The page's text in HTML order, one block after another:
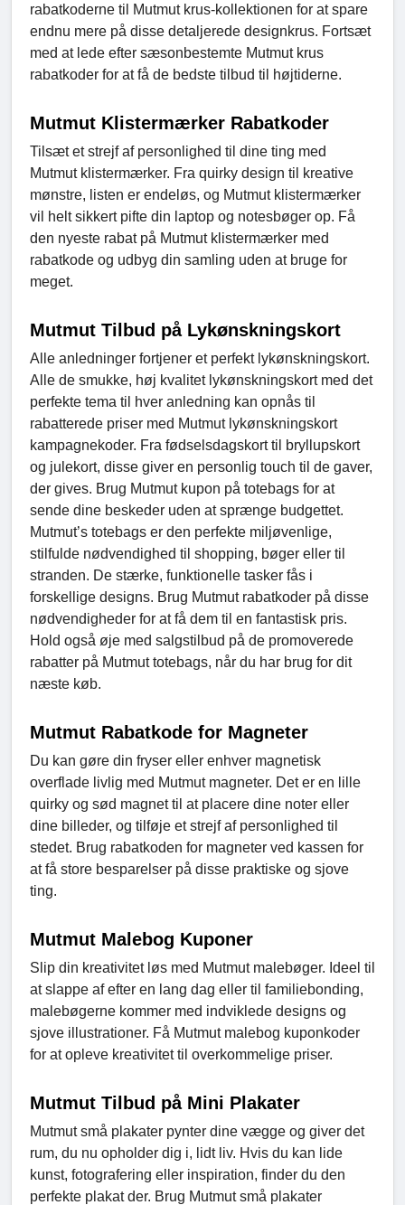
rabatkoderne til Mutmut krus-kollektionen for at spare
endnu mere på disse detaljerede designkrus. Fortsæt
med at lede efter sæsonbestemte Mutmut krus
rabatkoder for at få de bedste tilbud til højtiderne.
Mutmut Klistermærker Rabatkoder
Tilsæt et strejf af personlighed til dine ting med
Mutmut klistermærker. Fra quirky design til kreative
mønstre, listen er endeløs, og Mutmut klistermærker
vil helt sikkert pifte din laptop og notesbøger op. Få
den nyeste rabat på Mutmut klistermærker med
rabatkode og udbyg din samling uden at bruge for
meget.
Mutmut Tilbud på Lykønskningskort
Alle anledninger fortjener et perfekt lykønskningskort.
Alle de smukke, høj kvalitet lykønskningskort med det
perfekte tema til hver anledning kan opnås til
rabatterede priser med Mutmut lykønskningskort
kampagnekoder. Fra fødselsdagskort til bryllupskort
og julekort, disse giver en personlig touch til de gaver,
der gives. Brug Mutmut kupon på totebags for at
sende dine beskeder uden at sprænge budgettet.
Mutmut’s totebags er den perfekte miljøvenlige,
stilfulde nødvendighed til shopping, bøger eller til
stranden. De stærke, funktionelle tasker fås i
forskellige designs. Brug Mutmut rabatkoder på disse
nødvendigheder for at få dem til en fantastisk pris.
Hold også øje med salgstilbud på de promoverede
rabatter på Mutmut totebags, når du har brug for dit
næste køb.
Mutmut Rabatkode for Magneter
Du kan gøre din fryser eller enhver magnetisk
overflade livlig med Mutmut magneter. Det er en lille
quirky og sød magnet til at placere dine noter eller
dine billeder, og tilføje et strejf af personlighed til
stedet. Brug rabatkoden for magneter ved kassen for
at få store besparelser på disse praktiske og sjove
ting.
Mutmut Malebog Kuponer
Slip din kreativitet løs med Mutmut malebøger. Ideel til
at slappe af efter en lang dag eller til familiebonding,
malebøgerne kommer med indviklede designs og
sjove illustrationer. Få Mutmut malebog kuponkoder
for at opleve kreativitet til overkommelige priser.
Mutmut Tilbud på Mini Plakater
Mutmut små plakater pynter dine vægge og giver det
rum, du nu opholder dig i, lidt liv. Hvis du kan lide
kunst, fotografering eller inspiration, finder du den
perfekte plakat der. Brug Mutmut små plakater